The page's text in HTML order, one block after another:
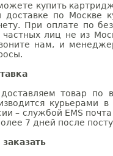
купить
доставке по Москве
При оплате по
частных лиц не из
нам, и
товар по
курьерами
– службой EMS
7 дней после